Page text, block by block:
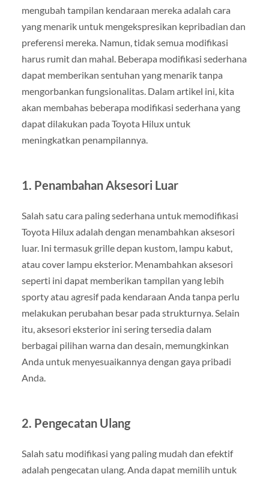
mengubah tampilan kendaraan mereka adalah cara
yang menarik untuk mengekspresikan kepribadian dan
preferensi mereka. Namun, tidak semua modifikasi
harus rumit dan mahal. Beberapa modifikasi sederhana
dapat memberikan sentuhan yang menarik tanpa
mengorbankan fungsionalitas. Dalam artikel ini, kita
akan membahas beberapa modifikasi sederhana yang
dapat dilakukan pada Toyota Hilux untuk
meningkatkan penampilannya.
1. Penambahan Aksesori Luar
Salah satu cara paling sederhana untuk memodifikasi
Toyota Hilux adalah dengan menambahkan aksesori
luar. Ini termasuk grille depan kustom, lampu kabut,
atau cover lampu eksterior. Menambahkan aksesori
seperti ini dapat memberikan tampilan yang lebih
sporty atau agresif pada kendaraan Anda tanpa perlu
melakukan perubahan besar pada strukturnya. Selain
itu, aksesori eksterior ini sering tersedia dalam
berbagai pilihan warna dan desain, memungkinkan
Anda untuk menyesuaikannya dengan gaya pribadi
Anda.
2. Pengecatan Ulang
Salah satu modifikasi yang paling mudah dan efektif
adalah pengecatan ulang. Anda dapat memilih untuk